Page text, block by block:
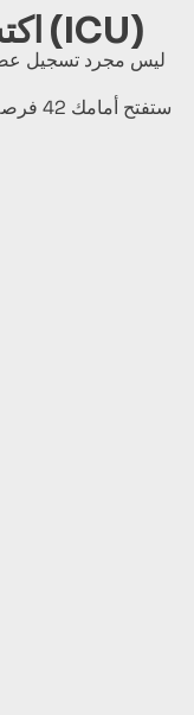
اكتشف 42 ميزة حصرية مع الاتحاد الدولي لفنون الطهي (ICU)